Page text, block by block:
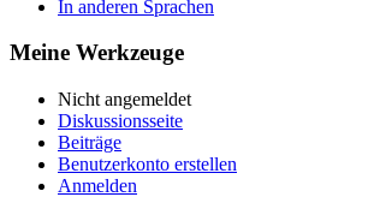
In anderen Sprachen
Meine Werkzeuge
Nicht angemeldet
Diskussionsseite
Beiträge
Benutzerkonto erstellen
Anmelden